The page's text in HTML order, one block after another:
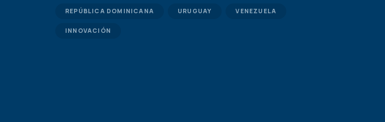
REPÚBLICA DOMINICANA URUGUAY VENEZUELA
INNOVACIÓN